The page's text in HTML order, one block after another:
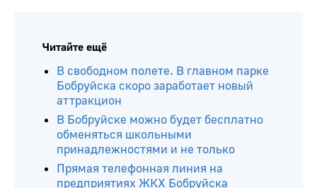
Читайте ещё
В свободном полете. В главном парке
Бобруйска скоро заработает новый
аттракцион
В Бобруйске можно будет бесплатно
обменяться школьными
принадлежностями и не только
Прямая телефонная линия на
предприятиях ЖКХ Бобруйска